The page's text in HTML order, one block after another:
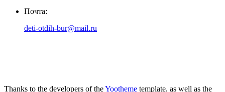
Почта:
deti-otdih-bur@mail.ru
Thanks to the developers of theYootheme template, as well as the